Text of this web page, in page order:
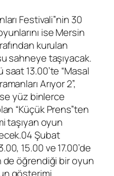
Festivali”nin 30
ise Mersin
kurulan
sahneye taşıyacak.
13.00’te “Masal
Arıyor 2”,
yüz binlerce
“Küçük Prens”ten
taşıyan oyun
Şubat
15.00 ve 17.00’de
de öğrendiği bir oyun